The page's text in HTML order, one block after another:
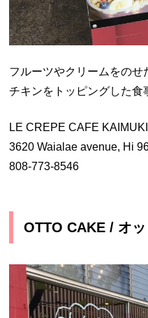
フルーツやクリームをの
チキンをトッピングした食
LE CREPE CAFE KAIMUKI
3620 Waialae avenue, Hi
808-773-8546
OTTO CAKE / オ